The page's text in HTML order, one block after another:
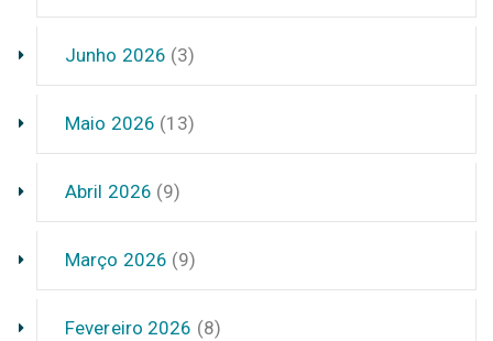
Junho 2026 (3)
Maio 2026 (13)
Abril 2026 (9)
Março 2026 (9)
Fevereiro 2026 (8)